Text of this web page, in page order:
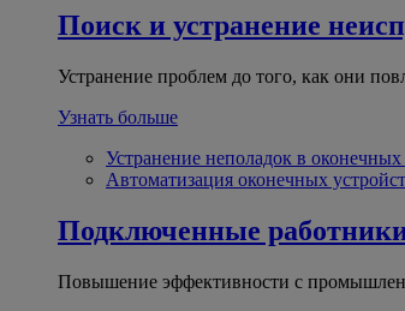
Поиск и устранение
Устранение проблем до того, как они
Узнать больше
Устранение неполадок в оконечных
Автоматизация оконечных
Подключенные
Повышение эффективности с